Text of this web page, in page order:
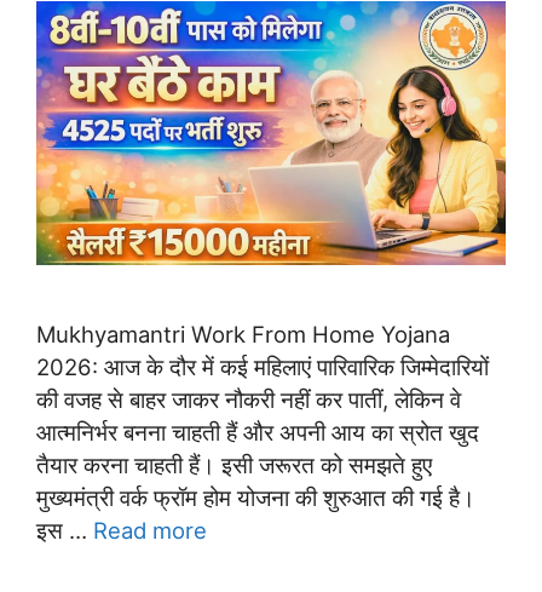
Mukhyamantri Work From Home Yojana
2026: आज के दौर में कई महिलाएं पारिवारिक जिम्मेदारियों
की वजह से बाहर जाकर नौकरी नहीं कर पातीं, लेकिन वे
आत्मनिर्भर बनना चाहती हैं और अपनी आय का स्रोत खुद
तैयार करना चाहती हैं। इसी जरूरत को समझते हुए
मुख्यमंत्री वर्क फ्रॉम होम योजना की शुरुआत की गई है।
इस … Read more